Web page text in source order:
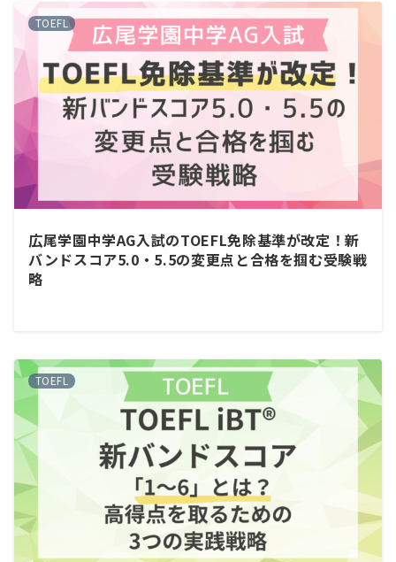
TOEFL
広尾学園中学AG入試のTOEFL免除基準が改定！新
バンドスコア5.0・5.5の変更点と合格を掴む受験戦
略
TOEFL